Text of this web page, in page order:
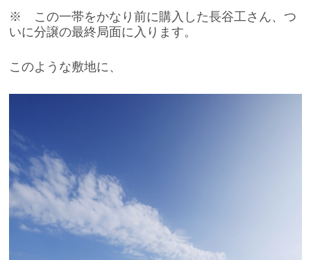
※ この一帯をかなり前に購入した長谷工さん、つ
いに分譲の最終局面に入ります。
このような敷地に、